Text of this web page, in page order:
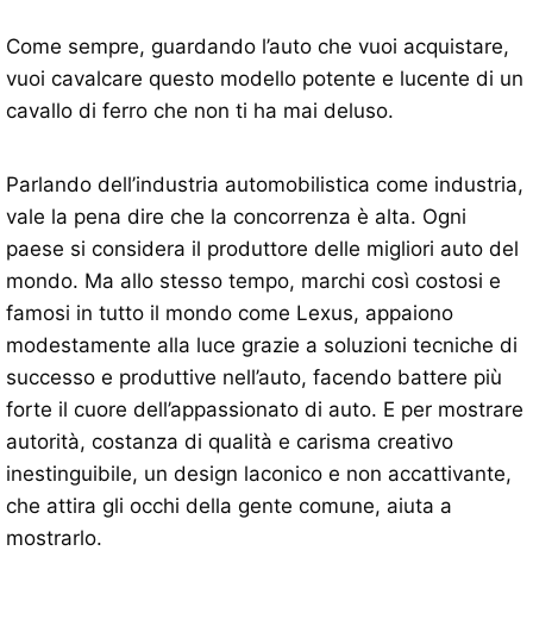
Come sempre, guardando l’auto che vuoi acquistare,
vuoi cavalcare questo modello potente e lucente di un
cavallo di ferro che non ti ha mai deluso.
Parlando dell’industria automobilistica come industria,
vale la pena dire che la concorrenza è alta. Ogni
paese si considera il produttore delle migliori auto del
mondo. Ma allo stesso tempo, marchi così costosi e
famosi in tutto il mondo come Lexus, appaiono
modestamente alla luce grazie a soluzioni tecniche di
successo e produttive nell’auto, facendo battere più
forte il cuore dell’appassionato di auto. E per mostrare
autorità, costanza di qualità e carisma creativo
inestinguibile, un design laconico e non accattivante,
che attira gli occhi della gente comune, aiuta a
mostrarlo.